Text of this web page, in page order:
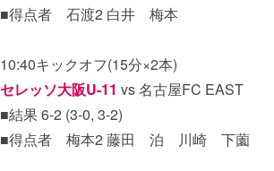
■得点者 石渡2 白井 梅本
10:40キックオフ(15分×2本)
セレッソ大阪U-11 vs 名古屋FC EAST
■結果 6-2 (3-0, 3-2)
■得点者 梅本2 藤田 泊 川崎 下薗